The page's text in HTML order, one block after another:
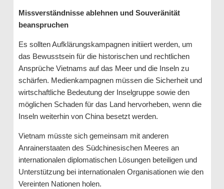
Missverständnisse ablehnen und Souveränität
beanspruchen
Es sollten Aufklärungskampagnen initiiert werden, um
das Bewusstsein für die historischen und rechtlichen
Ansprüche Vietnams auf das Meer und die Inseln zu
schärfen. Medienkampagnen müssen die Sicherheit und
wirtschaftliche Bedeutung der Inselgruppe sowie den
möglichen Schaden für das Land hervorheben, wenn die
Inseln weiterhin von China besetzt werden.
Vietnam müsste sich gemeinsam mit anderen
Anrainerstaaten des Südchinesischen Meeres an
internationalen diplomatischen Lösungen beteiligen und
Unterstützung bei internationalen Organisationen wie den
Vereinten Nationen holen.